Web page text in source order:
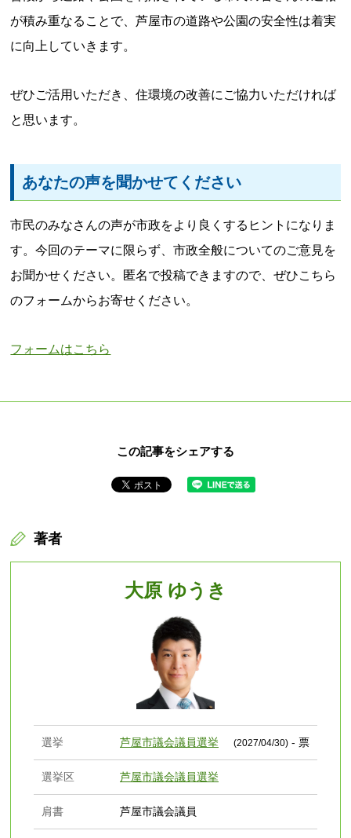
が積み重なることで、芦屋市の道路や公園の安全性は着実
に向上していきます。
ぜひご活用いただき、住環境の改善にご協力いただければ
と思います。
あなたの声を聞かせてください
市民のみなさんの声が市政をより良くするヒントになりま
す。今回のテーマに限らず、市政全般についてのご意見を
お聞かせください。匿名で投稿できますので、ぜひこちら
のフォームからお寄せください。
フォームはこちら
この記事をシェアする
著者
大原 ゆうき
選挙 芦屋市議会議員選挙 (2027/04/30)- 票
選挙区 芦屋市議会議員選挙
肩書 芦屋市議会議員